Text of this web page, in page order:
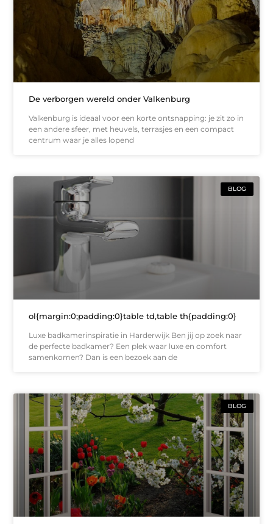
De verborgen wereld onder Valkenburg
Valkenburg is ideaal voor een korte ontsnapping: je zit zo in
een andere sfeer, met heuvels, terrasjes en een compact
centrum waar je alles lopend
BLOG
ol{margin:0;padding:0}table td,table th{padding:0}
Luxe badkamerinspiratie in Harderwijk Ben jij op zoek naar
de perfecte badkamer? Een plek waar luxe en comfort
samenkomen? Dan is een bezoek aan de
BLOG